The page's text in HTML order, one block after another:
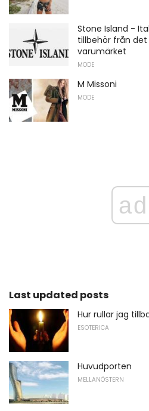
Stone Island -
tillbehör från
varumärket
MODE
M Missoni
MODE
ad
Last updated posts
Hur rullar jag
ESOTERICA
Huvudporten
MELLANÖSTERN